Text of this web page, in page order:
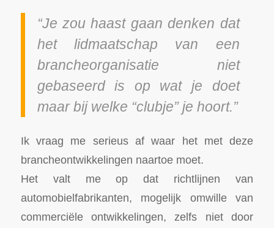
“Je zou haast gaan denken dat
het lidmaatschap van een
brancheorganisatie niet
gebaseerd is op wat je doet
maar bij welke “clubje” je hoort.”
Ik vraag me serieus af waar het met deze
brancheontwikkelingen naartoe moet.
Het valt me op dat richtlijnen van
automobielfabrikanten, mogelijk omwille van
commerciële ontwikkelingen, zelfs niet door